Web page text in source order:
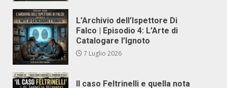
L’Archivio dell’Ispettore Di
Falco | Episodio 4: L’Arte di
Catalogare l’Ignoto
7 Luglio 2026
Il caso Feltrinelli e quella nota